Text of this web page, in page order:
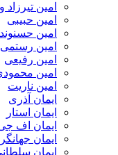
امین تیرزاد و سام
امین حبیبی
امین حسنوند
امین رستمی
امین رفیعی
امین محمودی
امین ناریت
ایمان آذری
ایمان استار
ایمان اف جی ۱۰
ایمان جهانگری
ایمان سلطانی